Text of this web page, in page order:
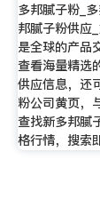
多邦腻子粉_
邦腻子粉供应
是全球的产品
查看海量精选
供应信息，还
粉公司黄页，
查找新多邦腻
格行情，搜索